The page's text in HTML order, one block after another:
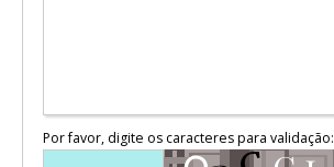
Por favor, digite os caracteres para validação: